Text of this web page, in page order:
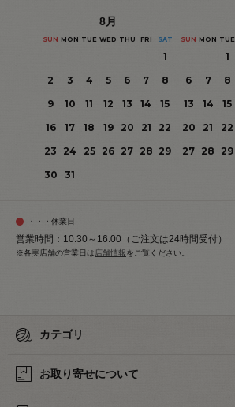
8月
SUN MON TUE WED THU FRI SAT
1
2
3 4 5 6 7
8
9
10 11 12 13 14
15
16
17 18 19 20 21
22
23
24 25 26 27 28 29
30
31
SUN MON TUE
1
6
7 8
13
14 15
20
21 22
27 28 29
・・・休業日
営業時間：10:30～16:00（ご注文は24時間受付）
※各実店舗の営業日は 店舗情報をご覧ください。
カテゴリ
お取り寄せについて